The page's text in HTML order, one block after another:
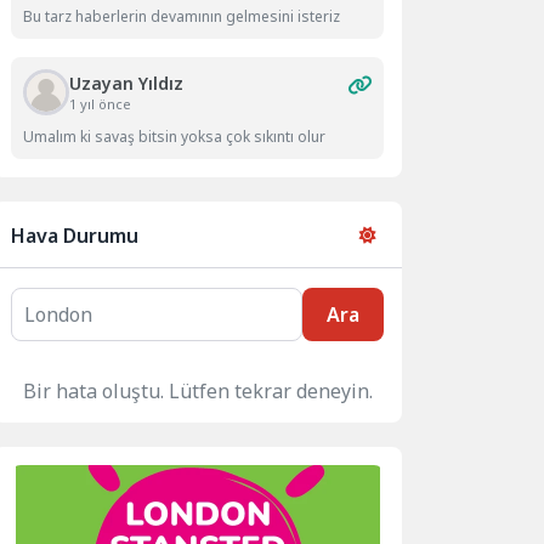
Bu tarz haberlerin devamının gelmesini isteriz
Uzayan Yıldız
1 yıl önce
Umalım ki savaş bitsin yoksa çok sıkıntı olur
Hava Durumu
Ara
Bir hata oluştu. Lütfen tekrar deneyin.